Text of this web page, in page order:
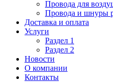
Провода для
Провода и шнуры
Доставка и оплата
Услуги
Раздел 1
Раздел 2
Новости
О компании
Контакты